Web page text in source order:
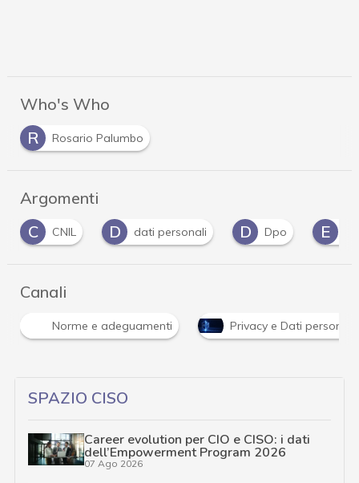
Who's Who
R
Rosario Palumbo
Argomenti
C
CNIL D dati personali D Dpo E
Canali
Norme e adeguamenti Privacy e Dati personali
SPAZIO CISO
Career evolution per CIO e CISO: i dati
dell’Empowerment Program 2026
07 Ago 2026